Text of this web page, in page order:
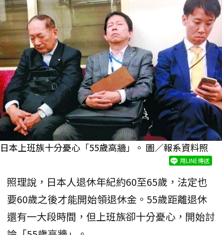
日本上班族十分憂心「55歲高牆」。 圖／報系資料照
用LINE傳送
照理說，日本人退休年紀約60至65歲，法定也
要60歲之後才能開始領退休金。55歲距離退休
還有一大段時間，但上班族卻十分憂心，開始討